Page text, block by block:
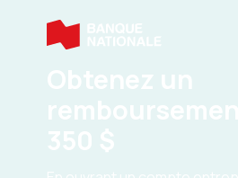
Obtenez un
350 $